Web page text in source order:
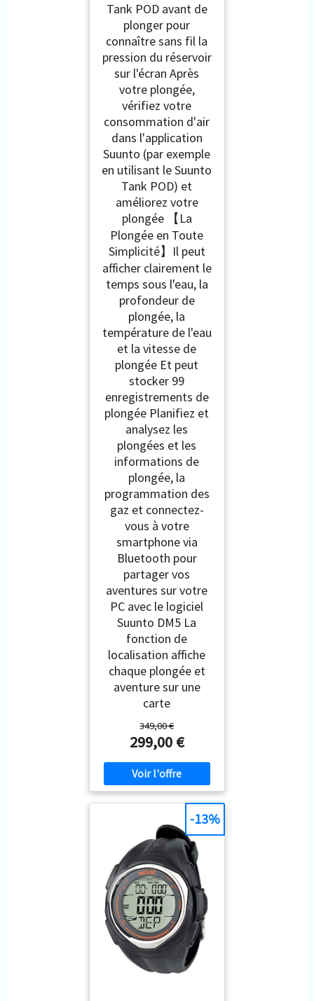
Tank POD avant de
plonger pour
connaître sans fil la
pression du réservoir
sur l'écran Après
votre plongée,
vérifiez votre
consommation d'air
dans l'application
Suunto (par exemple
en utilisant le Suunto
Tank POD) et
améliorez votre
plongée 【La
Plongée en Toute
Simplicité】Il peut
afficher clairement le
temps sous l'eau, la
profondeur de
plongée, la
température de l'eau
et la vitesse de
plongée Et peut
stocker 99
enregistrements de
plongée Planifiez et
analysez les
plongées et les
informations de
plongée, la
programmation des
gaz et connectez-
vous à votre
smartphone via
Bluetooth pour
partager vos
aventures sur votre
PC avec le logiciel
Suunto DM5 La
fonction de
localisation affiche
chaque plongée et
aventure sur une
carte
349,00 €
299,00 €
-13%